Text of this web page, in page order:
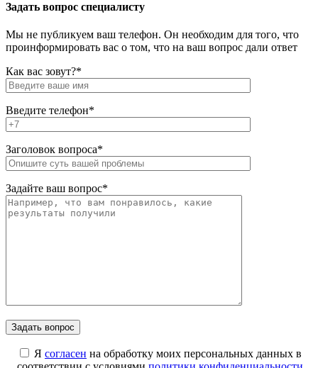
Задать вопрос специалисту
Мы не публикуем ваш телефон. Он необходим для того, что
проинформировать вас о том, что на ваш вопрос дали ответ
Как вас зовут?*
Введите телефон*
Заголовок вопроса*
Задайте ваш вопрос*
Я согласен на обработку моих персональных данных в